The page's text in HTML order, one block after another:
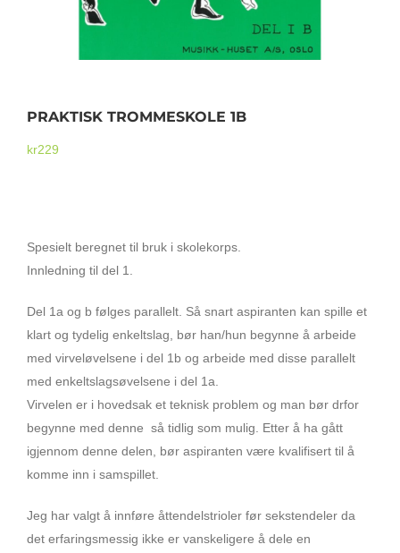
Stativer og lys
Mikrofoner
PRAKTISK TROMMESKOLE 1B
kr229
Spesielt beregnet til bruk i skolekorps.
Innledning til del 1.
Del 1a og b følges parallelt. Så snart aspiranten kan spille et
klart og tydelig enkeltslag, bør han/hun begynne å arbeide
med virveløvelsene i del 1b og arbeide med disse parallelt
med enkeltslagsøvelsene i del 1a.
Virvelen er i hovedsak et teknisk problem og man bør drfor
begynne med denne så tidlig som mulig. Etter å ha gått
igjennom denne delen, bør aspiranten være kvalifisert til å
komme inn i samspillet.
Jeg har valgt å innføre åttendelstrioler før sekstendeler da
det erfaringsmessig ikke er vanskeligere å dele en